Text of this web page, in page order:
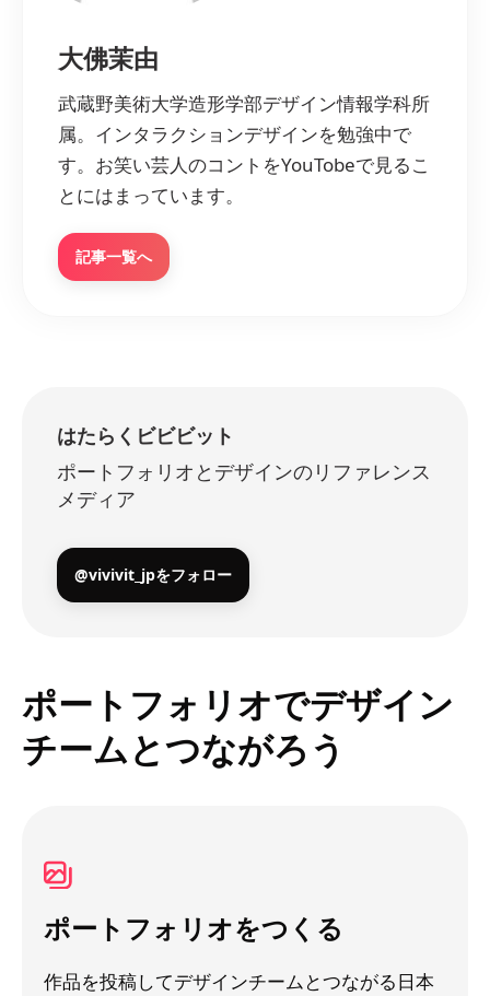
大佛茉由
武蔵野美術大学造形学部デザイン情報学科所
属。インタラクションデザインを勉強中で
す。お笑い芸人のコントをYouTobeで見るこ
とにはまっています。
記事一覧へ
はたらくビビビット
ポートフォリオとデザインのリファレンス
メディア
@vivivit_jpをフォロー
ポートフォリオでデザイン
チームとつながろう
ポートフォリオをつくる
作品を投稿してデザインチームとつながる日本